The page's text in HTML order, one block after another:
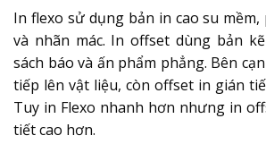
In flexo sử dụng bản in cao su
và nhãn mác. In offset dùng bản
sách báo và ấn phẩm phẳng. Bên
tiếp lên vật liệu, còn offset in gián
Tuy in Flexo nhanh hơn nhưng in
tiết cao hơn.